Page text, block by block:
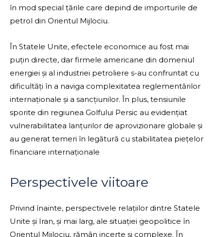
în mod special țările care depind de importurile de
petrol din Orientul Mijlociu.
În Statele Unite, efectele economice au fost mai
puțin directe, dar firmele americane din domeniul
energiei și al industriei petroliere s-au confruntat cu
dificultăți în a naviga complexitatea reglementărilor
internaționale și a sancțiunilor. În plus, tensiunile
sporite din regiunea Golfului Persic au evidențiat
vulnerabilitatea lanțurilor de aprovizionare globale și
au generat temeri în legătură cu stabilitatea piețelor
financiare internaționale
Perspectivele viitoare
Privind înainte, perspectivele relațiilor dintre Statele
Unite și Iran, și mai larg, ale situației geopolitice în
Orientul Mijlociu, rămân incerte și complexe. În